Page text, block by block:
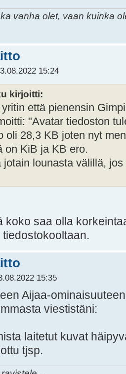
vanha olet, vaan kuinka
15:24
kirjoitti:
että pienensin
"Avatar tiedoston
oli 28,3 KB joten nyt
on KiB ja KB ero.
jotain lounasta välillä,
koko saa olla
15:35
Aijaa-
viestistäni:
laitetut kuvat
tjsp.